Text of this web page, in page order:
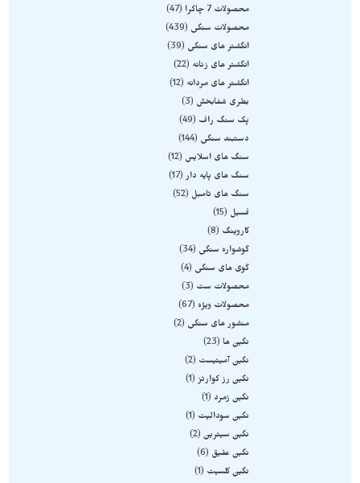
محصولات 7 چاکرا
47
محصولات سنگی
439
انگشتر های سنگی
39
انگشتر های زنانه
22
انگشتر های مردانه
12
بطری شفابخش
3
پک سنگ راف
49
دستبند سنگی
144
سنگ های اسلایس
12
سنگ های پایه دار 17
سنگ های تامبل
52
فسیل
15
کاروینگ
8
گوشواره سنگی
34
گوی های سنگی
4
محصولات ست
3
محصولات ویژه
67
منشور های سنگی
2
نگین ها
23
نگین آمیتیست
2
نگین رز کوارتز 1
نگین زمرد
1
نگین سودالیت
1
نگین سیترین 2
نگین عقیق
6
نگین کلسیت
1